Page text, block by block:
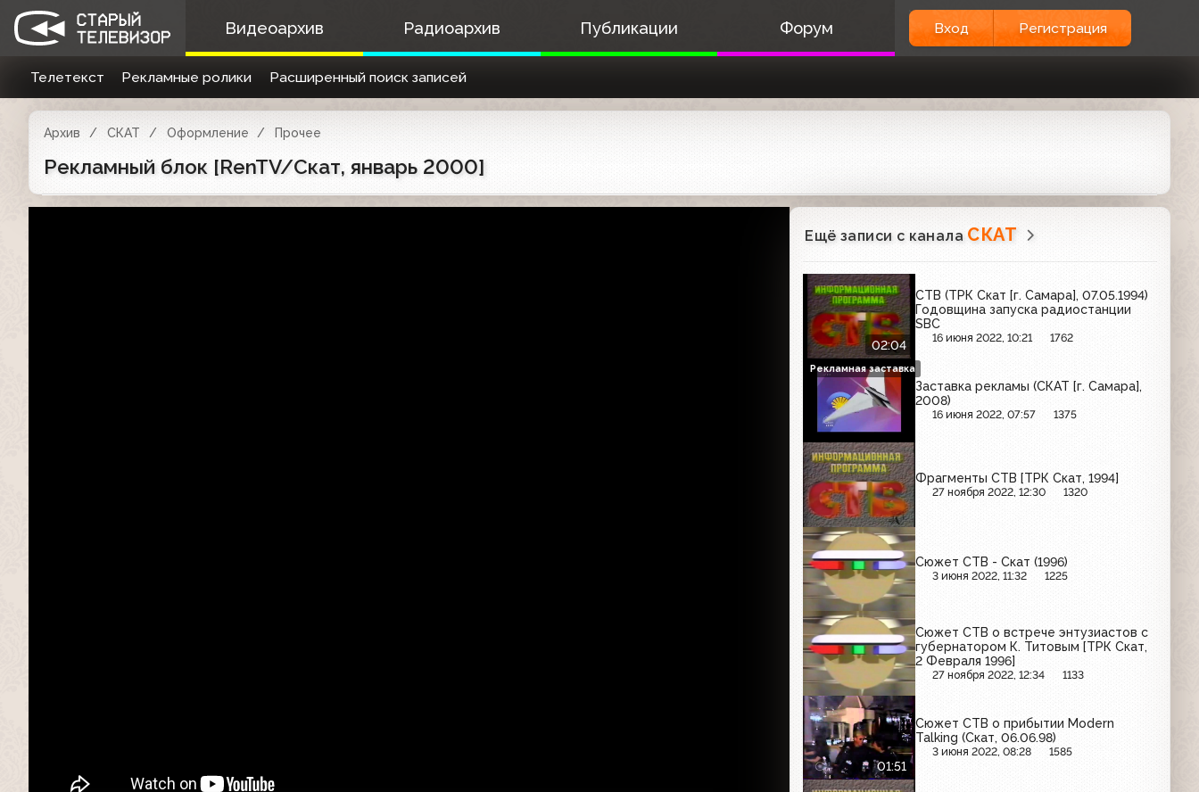
Видеоархив Радиоархив Публикации Форум Вход Регистрация
Телетекст Рекламные ролики Расширенный поиск записей
Архив СКАТ Оформление Прочее
Рекламный блок [RenTV/Скат, январь 2000]
Ещё записи с канала СКАТ
02:04
СТВ (ТРК Скат [г. Самара], 07.05.1994)
Годовщина запуска радиостанции
SBC
16 июня 2022, 10:21 1762
Заставка рекламы (СКАТ [г. Самара],
2008)
16 июня 2022, 07:57 1375
Рекламная заставка
Фрагменты СТВ [ТРК Скат, 1994]
27 ноября 2022, 12:30 1320
Сюжет СТВ - Скат (1996)
3 июня 2022, 11:32 1225
Сюжет СТВ о встрече энтузиастов с
губернатором К. Титовым [ТРК Скат,
2 Февраля 1996]
27 ноября 2022, 12:34 1133
01:51
Сюжет СТВ о прибытии Modern
Talking (Скат, 06.06.98)
3 июня 2022, 08:28 1585